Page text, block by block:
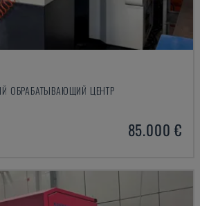
ОБРАБАТЫВАЮЩИЙ ЦЕНТР
85.000 €